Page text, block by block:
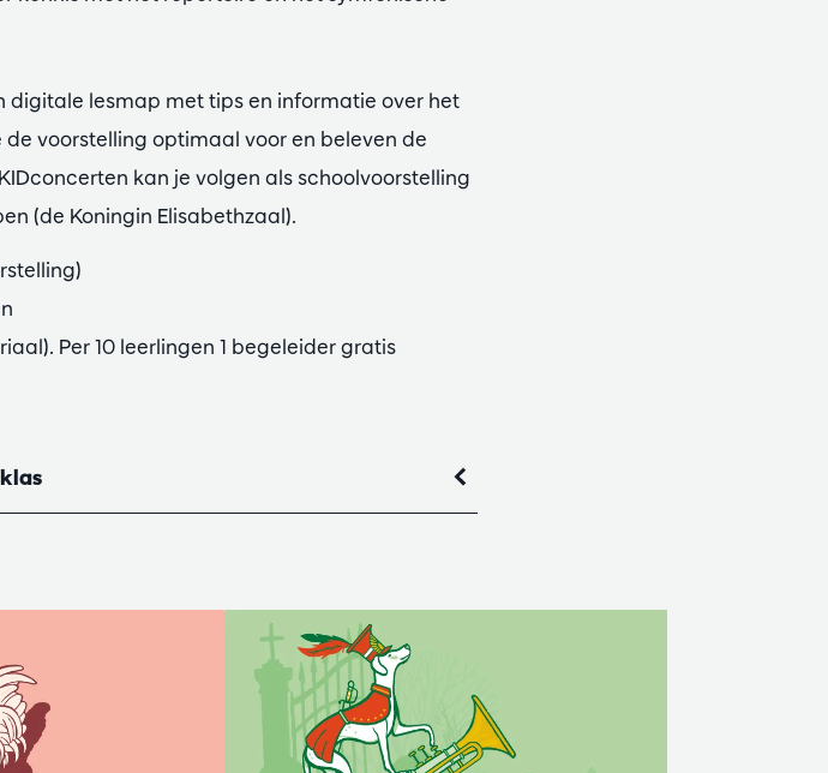
digitale lesmap met tips en informatie over het
voorstelling optimaal voor en beleven de
kan je volgen als schoolvoorstelling
(de Koningin Elisabethzaal).
Per 10 leerlingen 1 begeleider gratis